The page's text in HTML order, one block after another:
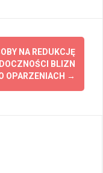
NA REDUKCJĘ
BLIZN
OPARZENIACH →